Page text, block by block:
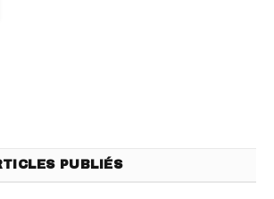
PUBLIÉS